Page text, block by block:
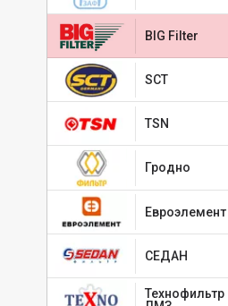
BIG Filter
SCT
TSN
Гродно
Евроэлемент
СЕДАН
Технофильтр
GB-9434M - BIG FILTER
Фильтр воздушный BIG Filter
GB-9434M ГАЗ-2310, 23107,